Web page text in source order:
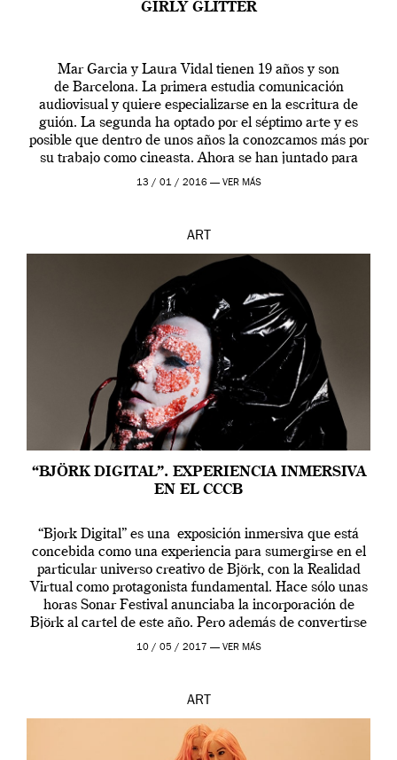
GIRLY GLITTER
Mar Garcia y Laura Vidal tienen 19 años y son
de Barcelona. La primera estudia comunicación
audiovisual y quiere especializarse en la escritura de
guión. La segunda ha optado por el séptimo arte y es
posible que dentro de unos años la conozcamos más por
su trabajo como cineasta. Ahora se han juntado para
contarnos una […]
13 / 01 / 2016 — VER MÁS
ART
“BJÖRK DIGITAL”. EXPERIENCIA INMERSIVA
EN EL CCCB
“Bjork Digital” es una exposición inmersiva que está
concebida como una experiencia para sumergirse en el
particular universo creativo de Björk, con la Realidad
Virtual como protagonista fundamental. Hace sólo unas
horas Sonar Festival anunciaba la incorporación de
Björk al cartel de este año. Pero además de convertirse
en una de las actuaciones más relevantes […]
10 / 05 / 2017 — VER MÁS
ART